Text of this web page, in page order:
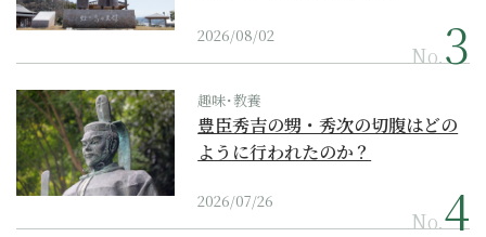
2026/08/02
No.
趣味･教養
豊臣秀吉の甥・秀次の切腹はどの
ように行われたのか？
2026/07/26
No.